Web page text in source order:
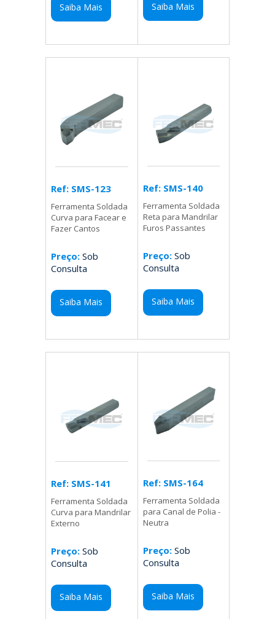
Saiba Mais Saiba Mais
Ref: SMS-123
Ferramenta Soldada
Curva para Facear e
Fazer Cantos
Preço: Sob
Consulta
Saiba Mais
Ref: SMS-140
Ferramenta Soldada
Reta para Mandrilar
Furos Passantes
Preço:Sob
Consulta
Saiba Mais
Ref: SMS-141
Ferramenta Soldada
Curva para Mandrilar
Externo
Preço: Sob
Consulta
Saiba Mais
Ref: SMS-164
Ferramenta Soldada
para Canal de Polia -
Neutra
Preço:Sob
Consulta
Saiba Mais